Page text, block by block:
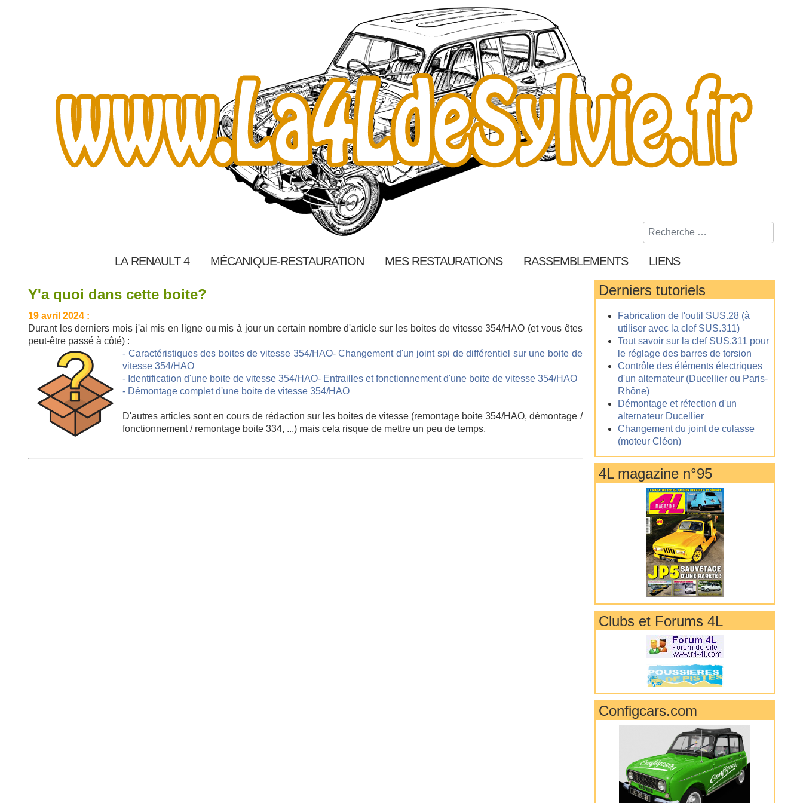
Rechercher
LA RENAULT 4 MÉCANIQUE-RESTAURATION MES RESTAURATIONS RASSEMBLEMENTS LIENS
Y'a quoi dans cette boite?
19 avril 2024 :
Durant les derniers mois j'ai mis en ligne ou mis à jour un certain nombre d'article sur les boites de vitesse 354/HAO (et vous êtes
peut-être passé à côté) :
- Caractéristiques des boites de vitesse 354/HAO- Changement d'un joint spi de différentiel sur une boite de
vitesse 354/HAO
- Identification d'une boite de vitesse 354/HAO- Entrailles et fonctionnement d'une boite de vitesse 354/HAO
- Démontage complet d'une boite de vitesse 354/HAO
D'autres articles sont en cours de rédaction sur les boites de vitesse (remontage boite 354/HAO, démontage /
fonctionnement / remontage boite 334, ...) mais cela risque de mettre un peu de temps.
Derniers tutoriels
Fabrication de l'outil SUS.28 (à
utiliser avec la clef SUS.311)
Tout savoir sur la clef SUS.311 pour
le réglage des barres de torsion
Contrôle des éléments électriques
d'un alternateur (Ducellier ou Paris-
Rhône)
Démontage et réfection d'un
alternateur Ducellier
Changement du joint de culasse
(moteur Cléon)
4L magazine n°95
Clubs et Forums 4L
Configcars.com